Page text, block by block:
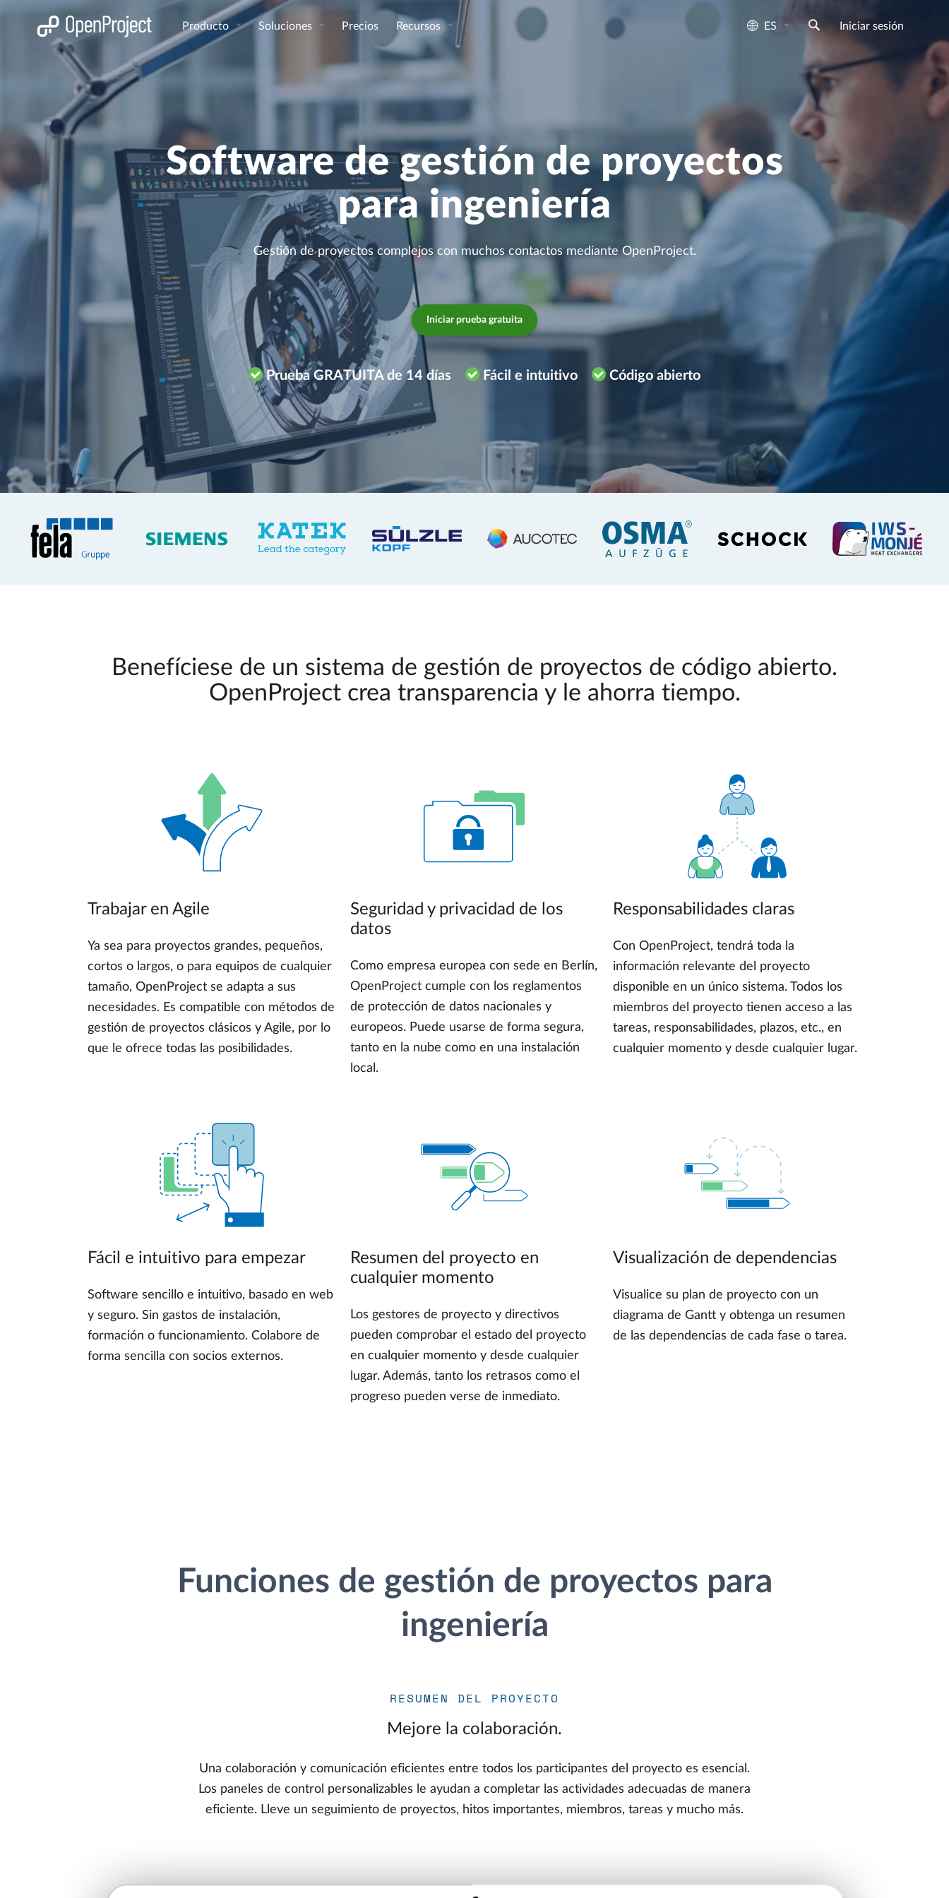
Producto Soluciones Precios Recursos ES Iniciar sesión
Software de gestión de proyectos
para ingeniería
Gestión de proyectos complejos con muchos contactos mediante OpenProject.
Iniciar prueba gratuita
Prueba GRATUITA de 14 días Fácil e intuitivo Código abierto
Benefíciese de un sistema de gestión de proyectos de código abierto.
OpenProject crea transparencia y le ahorra tiempo.
Trabajar en Agile
Ya sea para proyectos grandes, pequeños,
cortos o largos, o para equipos de cualquier
tamaño, OpenProject se adapta a sus
necesidades. Es compatible con métodos de
gestión de proyectos clásicos y Agile, por lo
que le ofrece todas las posibilidades.
Seguridad y privacidad de los
datos
Como empresa europea con sede en Berlín,
OpenProject cumple con los reglamentos
de protección de datos nacionales y
europeos. Puede usarse de forma segura,
tanto en la nube como en una instalación
local.
Responsabilidades claras
Con OpenProject, tendrá toda la
información relevante del proyecto
disponible en un único sistema. Todos los
miembros del proyecto tienen acceso a las
tareas, responsabilidades, plazos, etc., en
cualquier momento y desde cualquier lugar.
Fácil e intuitivo para empezar
Software sencillo e intuitivo, basado en web
y seguro. Sin gastos de instalación,
formación o funcionamiento. Colabore de
forma sencilla con socios externos.
Resumen del proyecto en
cualquier momento
Los gestores de proyecto y directivos
pueden comprobar el estado del proyecto
en cualquier momento y desde cualquier
lugar. Además, tanto los retrasos como el
progreso pueden verse de inmediato.
Visualización de dependencias
Visualice su plan de proyecto con un
diagrama de Gantt y obtenga un resumen
de las dependencias de cada fase o tarea.
Funciones de gestión de proyectos para
ingeniería
RESUMEN DEL PROYECTO
Mejore la colaboración.
Una colaboración y comunicación eficientes entre todos los participantes del proyecto es esencial.
Los paneles de control personalizables le ayudan a completar las actividades adecuadas de manera
eficiente. Lleve un seguimiento de proyectos, hitos importantes, miembros, tareas y mucho más.
Abrir vínculo en un nuevo panel